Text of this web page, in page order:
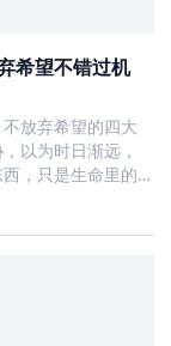
希望不错过机
放弃希望的四大
以为时日渐远，
，只是生命里的
吧，就说说从初